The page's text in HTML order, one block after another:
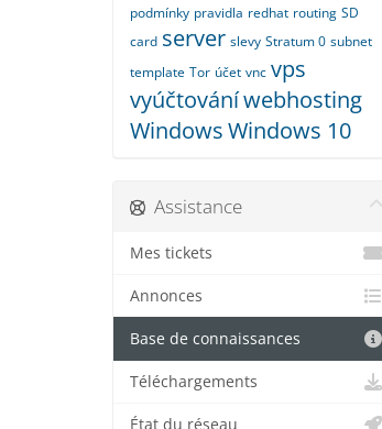
podmínky pravidla redhat routing SD
card server slevy Stratum 0 subnet
template Tor účet vnc vps
vyúčtováníwebhosting
WindowsWindows 10
Assistance
Mes tickets
Annonces
Base de connaissances
Téléchargements
État du réseau